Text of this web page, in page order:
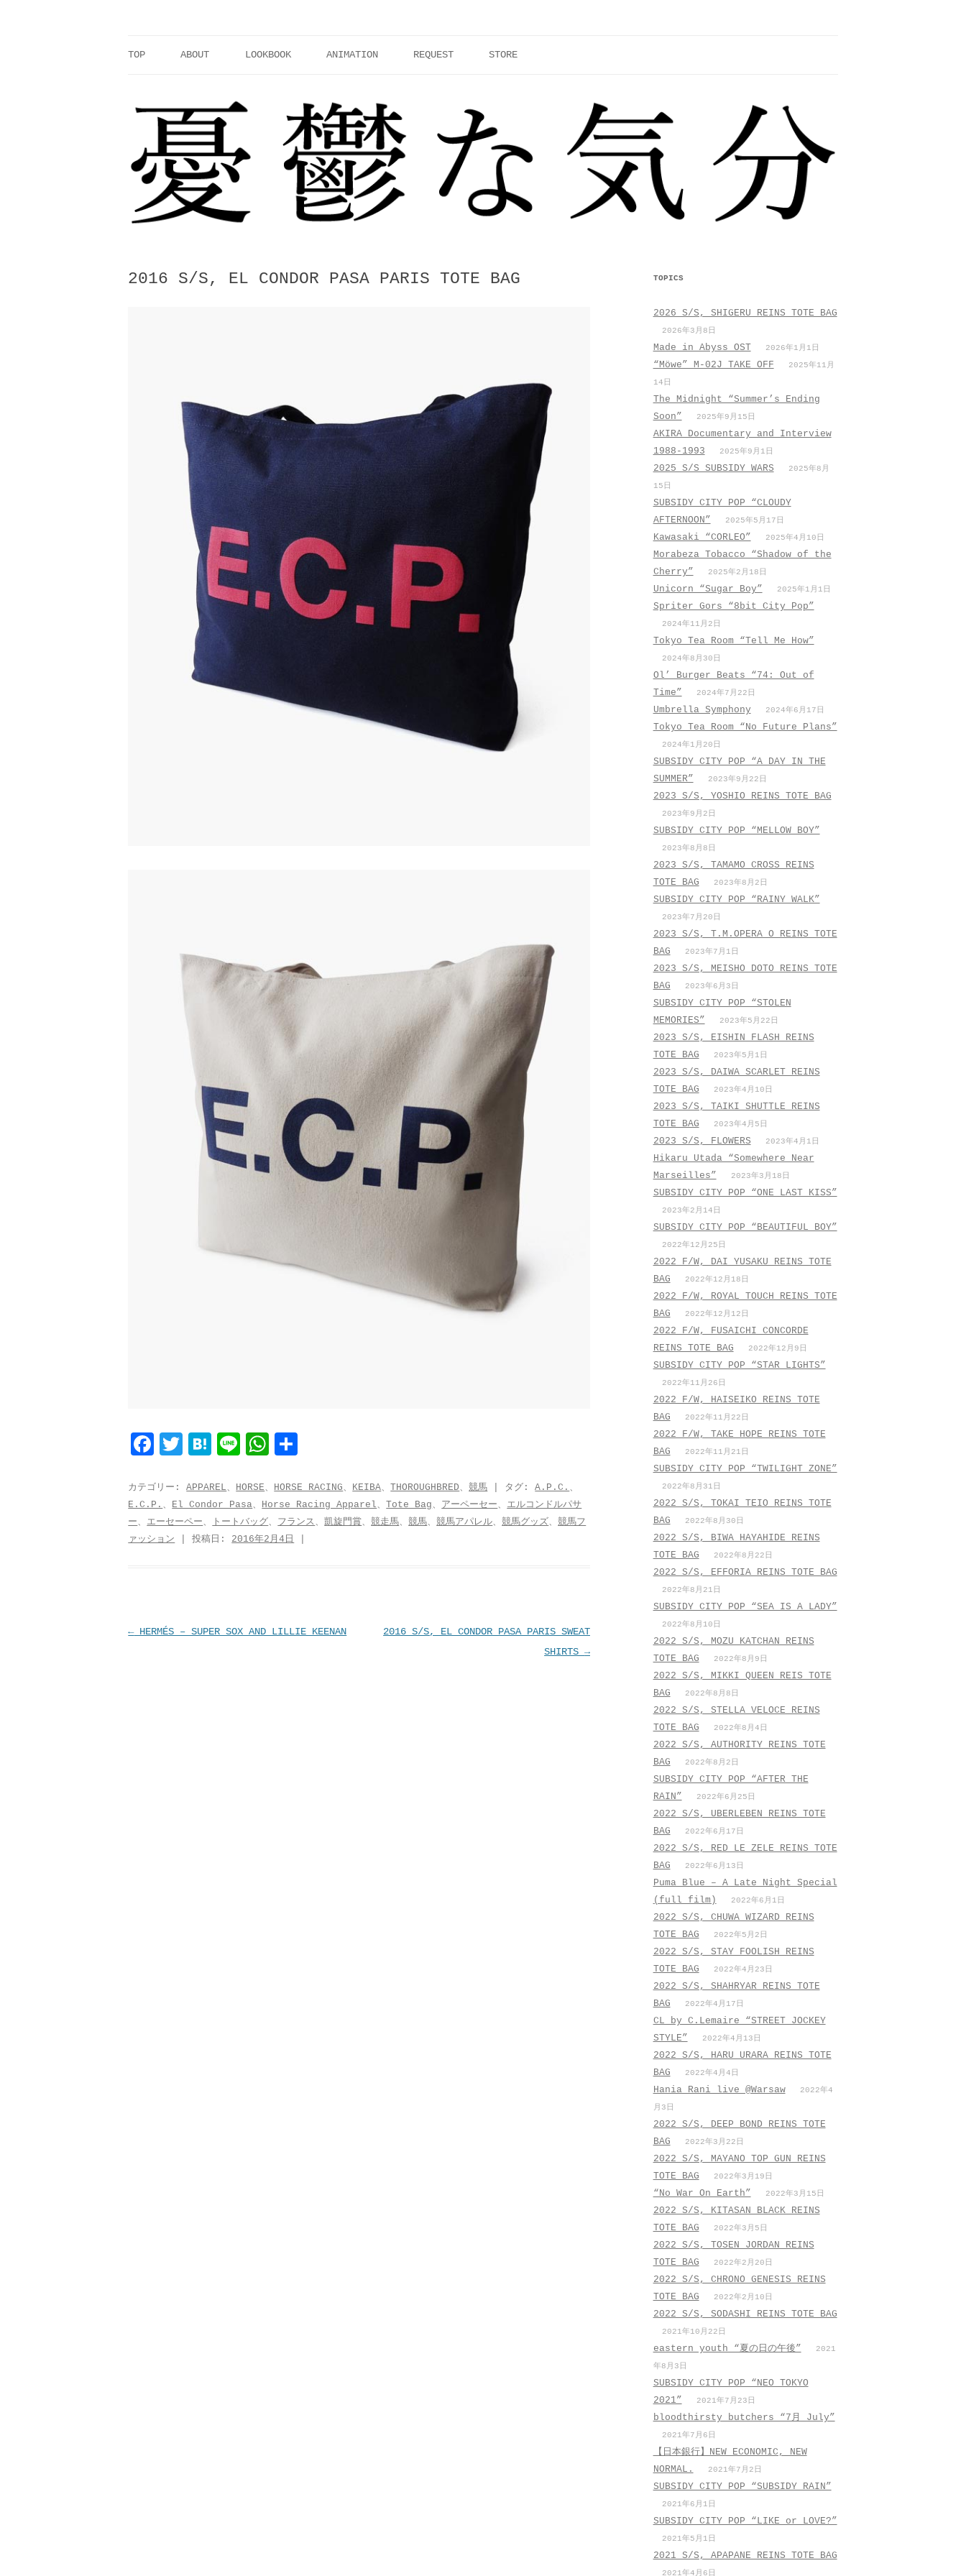
へ
TOP ABOUT LOOKBOOK ANIMATION REQUEST STORE
2016 S/S, EL CONDOR PASA PARIS TOTE BAG
F
c
e
b
T
i
t
t
H
t
e
n
L
n
e
W
a
t
s
カテゴリー:APPAREL、 HORSE、 HORSE RACING、 KEIBA、THOROUGHBRED、競馬 | タグ:A.P.C. 、
E.C.P. 、 El Condor Pasa、 Horse Racing Apparel、Tote Bag、 アーペーセー、 エルコンドルパサ
ー、 エーセーペー、 トートバッグ、 フランス 、凱旋門賞、競走馬、競馬、競馬アパレル、競馬グッズ、競馬フ
ァッション | 投稿日: 2016年2月4日
投
←HERMÉS – SUPER SOX AND LILLIE KEENAN
2016 S/S, EL CONDOR PASA PARIS SWEAT
SHIRTS→
TOPICS
2026 S/S, SHIGERU REINS TOTE BAG
2026年3月8日
Made in Abyss OST 2026年1月1日
“Möwe” M-02J TAKE OFF
2025年11月
14日
The Midnight “Summer’s Ending
Soon”
2025年9月15日
AKIRA Documentary and Interview
1988-1993
2025年9月1日
2025 S/S SUBSIDY WARS
2025年8月
15日
SUBSIDY CITY POP “CLOUDY
AFTERNOON”
2025年5月17日
Kawasaki “CORLEO” 2025年4月10日
Morabeza Tobacco “Shadow of the
Cherry”
2025年2月18日
Unicorn “Sugar Boy” 2025年1月1日
Spriter Gors “8bit City Pop”
2024年11月2日
Tokyo Tea Room “Tell Me How”
2024年8月30日
Ol’ Burger Beats “74: Out of
Time”
2024年7月22日
Umbrella Symphony 2024年6月17日
Tokyo Tea Room “No Future Plans”
2024年1月20日
SUBSIDY CITY POP “A DAY IN THE
SUMMER”
2023年9月22日
2023 S/S, YOSHIO REINS TOTE BAG
2023年9月2日
SUBSIDY CITY POP “MELLOW BOY”
2023年8月8日
2023 S/S, TAMAMO CROSS REINS
TOTE BAG
2023年8月2日
SUBSIDY CITY POP “RAINY WALK”
2023年7月20日
2023 S/S, T.M.OPERA O REINS TOTE
BAG
2023年7月1日
2023 S/S, MEISHO DOTO REINS TOTE
BAG
2023年6月3日
SUBSIDY CITY POP “STOLEN
MEMORIES”
2023年5月22日
2023 S/S, EISHIN FLASH REINS
TOTE BAG
2023年5月1日
2023 S/S, DAIWA SCARLET REINS
TOTE BAG
2023年4月10日
2023 S/S, TAIKI SHUTTLE REINS
TOTE BAG
2023年4月5日
2023 S/S, FLOWERS 2023年4月1日
Hikaru Utada “Somewhere Near
Marseilles”
2023年3月18日
SUBSIDY CITY POP “ONE LAST KISS”
2023年2月14日
SUBSIDY CITY POP “BEAUTIFUL BOY”
2022年12月25日
2022 F/W, DAI YUSAKU REINS TOTE
BAG
2022年12月18日
2022 F/W, ROYAL TOUCH REINS TOTE
BAG
2022年12月12日
2022 F/W, FUSAICHI CONCORDE
REINS TOTE BAG
2022年12月9日
SUBSIDY CITY POP “STAR LIGHTS”
2022年11月26日
2022 F/W, HAISEIKO REINS TOTE
BAG
2022年11月22日
2022 F/W, TAKE HOPE REINS TOTE
BAG
2022年11月21日
SUBSIDY CITY POP “TWILIGHT ZONE”
2022年8月31日
2022 S/S, TOKAI TEIO REINS TOTE
BAG
2022年8月30日
2022 S/S, BIWA HAYAHIDE REINS
TOTE BAG
2022年8月22日
2022 S/S, EFFORIA REINS TOTE BAG
2022年8月21日
SUBSIDY CITY POP “SEA IS A LADY”
2022年8月10日
2022 S/S, MOZU KATCHAN REINS
TOTE BAG
2022年8月9日
2022 S/S, MIKKI QUEEN REIS TOTE
BAG
2022年8月8日
2022 S/S, STELLA VELOCE REINS
TOTE BAG
2022年8月4日
2022 S/S, AUTHORITY REINS TOTE
BAG
2022年8月2日
SUBSIDY CITY POP “AFTER THE
RAIN”
2022年6月25日
2022 S/S, UBERLEBEN REINS TOTE
BAG
2022年6月17日
2022 S/S, RED LE ZELE REINS TOTE
BAG
2022年6月13日
Puma Blue – A Late Night Special
(full film)
2022年6月1日
2022 S/S, CHUWA WIZARD REINS
TOTE BAG
2022年5月2日
2022 S/S, STAY FOOLISH REINS
TOTE BAG
2022年4月23日
2022 S/S, SHAHRYAR REINS TOTE
BAG
2022年4月17日
CL by C.Lemaire “STREET JOCKEY
STYLE”
2022年4月13日
2022 S/S, HARU URARA REINS TOTE
BAG
2022年4月4日
Hania Rani live @Warsaw
2022年4
月3日
2022 S/S, DEEP BOND REINS TOTE
BAG
2022年3月22日
2022 S/S, MAYANO TOP GUN REINS
TOTE BAG
2022年3月19日
“No War On Earth” 2022年3月15日
2022 S/S, KITASAN BLACK REINS
TOTE BAG
2022年3月5日
2022 S/S, TOSEN JORDAN REINS
TOTE BAG
2022年2月20日
2022 S/S, CHRONO GENESIS REINS
TOTE BAG
2022年2月10日
2022 S/S, SODASHI REINS TOTE BAG
2021年10月22日
eastern youth “夏の日の午後”
2021
年8月3日
SUBSIDY CITY POP “NEO TOKYO
2021”
2021年7月23日
bloodthirsty butchers “7月_July”
2021年7月6日
【日本銀行】NEW ECONOMIC, NEW
NORMAL.
2021年7月2日
SUBSIDY CITY POP “SUBSIDY RAIN”
2021年6月1日
SUBSIDY CITY POP “LIKE or LOVE?”
2021年5月1日
2021 S/S, APAPANE REINS TOTE BAG
2021年4月6日